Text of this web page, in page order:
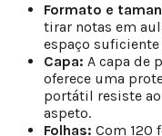
Formato e
tirar notas em
espaço
Capa: A capa de
oferece uma
portátil resiste
aspeto.
Folhas: Com 120